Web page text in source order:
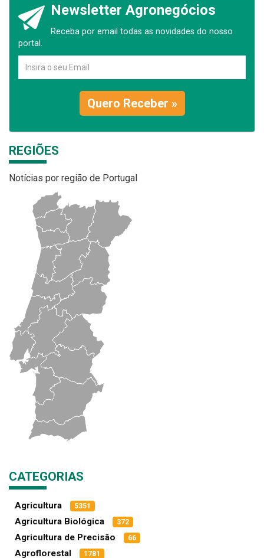
Newsletter Agronegócios
Receba por email todas as novidades do nosso
portal.
Quero Receber »
REGIÕES
Notícias por região de Portugal
CATEGORIAS
Agricultura 5351
Agricultura Biológica 372
Agricultura de Precisão 66
Agroflorestal 1781